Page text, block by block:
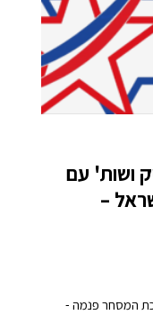
ושות' עם
–
המסחר פנמה -